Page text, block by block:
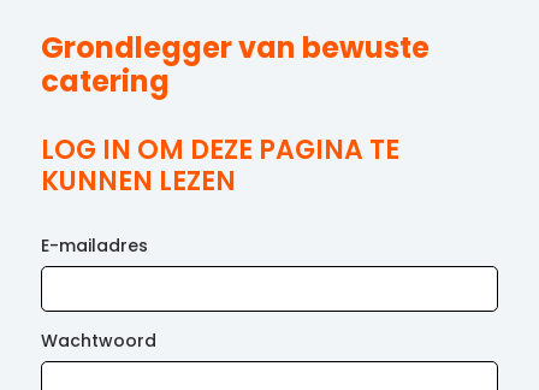
Grondlegger van bewuste
catering
LOG IN OM DEZE PAGINA TE
KUNNEN LEZEN
E-mailadres
Wachtwoord